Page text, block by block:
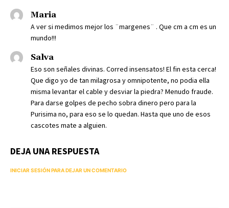
Maria
A ver si medimos mejor los ¨margenes¨ . Que cm a cm es un
mundo!!!
Salva
Eso son señales divinas. Corred insensatos! El fin esta cerca!
Que digo yo de tan milagrosa y omnipotente, no podia ella
misma levantar el cable y desviar la piedra? Menudo fraude.
Para darse golpes de pecho sobra dinero pero para la
Purisima no, para eso se lo quedan. Hasta que uno de esos
cascotes mate a alguien.
DEJA UNA RESPUESTA
INICIAR SESIÓN PARA DEJAR UN COMENTARIO